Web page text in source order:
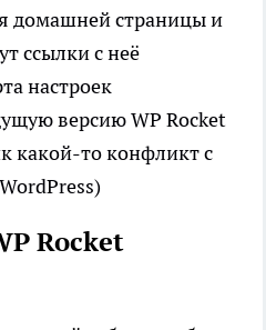
домашней страницы и
ссылки с неё
настроек
версию WP Rocket
какой-то конфликт с
Rocket